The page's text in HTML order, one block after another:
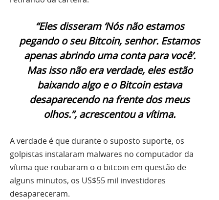
“Eles disseram ‘Nós não estamos
pegando o seu Bitcoin, senhor. Estamos
apenas abrindo uma conta para você’.
Mas isso não era verdade, eles estão
baixando algo e o Bitcoin estava
desaparecendo na frente dos meus
olhos.”, acrescentou a vítima.
A verdade é que durante o suposto suporte, os
golpistas instalaram malwares no computador da
vítima que roubaram o o bitcoin em questão de
alguns minutos, os US$55 mil investidores
desapareceram.